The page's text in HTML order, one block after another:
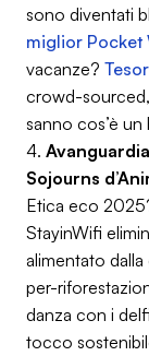
sono diventati
miglior Pocket
vacanze?
crowd-
sanno cos’è un
4.
Sojourns
Etica eco
StayinWifi
alimentato
per-
danza con i
tocco